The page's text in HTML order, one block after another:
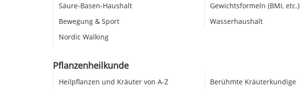
Säure-Basen-Haushalt
Bewegung & Sport
Nordic Walking
Gewichtsformeln (BMI, etc.)
Wasserhaushalt
Pflanzenheilkunde
Heilpflanzen und Kräuter von A-Z Berühmte Kräuterkundige